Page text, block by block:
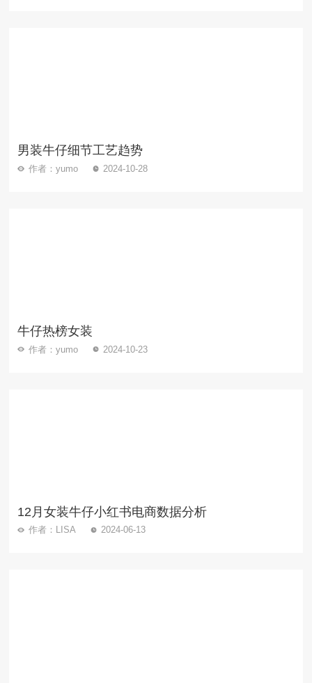
男装牛仔细节工艺趋势
作者：yumo 2024-10-28
牛仔热榜女装
作者：yumo 2024-10-23
12月女装牛仔小红书电商数据分析
作者：LISA 2024-06-13